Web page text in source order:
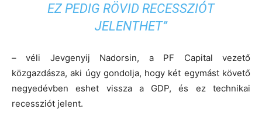
EZ PEDIG RÖVID RECESSZIÓT
JELENTHET”
– véli Jevgenyij Nadorsin, a PF Capital vezető
közgazdásza, aki úgy gondolja, hogy két egymást követő
negyedévben eshet vissza a GDP, és ez technikai
recessziót jelent.